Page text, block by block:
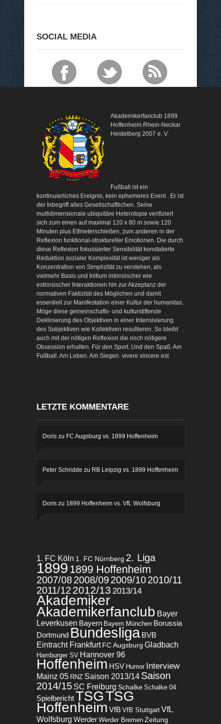
SOCIAL MEDIA
Akademikerfanclub 1899
Hoffenheim Rhein-Neckar
Heidelberg 2007 e. V.
Fußball ist ein
kontinuierliches Ereignis, kein ephemeres Event . Er ist
der Inbegriff alles Gesellschaftlichen. Seine
multidimensionale ubiquitäre Heterotopie verifiziert
sich zum einen auf maximal 120 x 80 m sowie 120
Minuten plus Elfmeterschießen, zum anderen in der
Reflexion funktional-struktureller Emotionen. Die durch
diese Reflexion fokussierter Sensibilität konstatierte
Reduktion sozialer Komplexität ist weniger als
Konzentration von Simplizität zu verstehen, als
vielmehr Basis und Initium intrinsischer wie
extrinsischer Interaktionen hin zur Akzeptanz der
normativen Faktizität des Möglichen und damit
essentiell zur Manifestation einer Kultur der humanitas.
Möge diese gemeinschafts- und kulturstiftende
Deklinierung des Objektiven in einer Intensivierung
des Subjektiven wie Kollektiven resultieren. So bleibt
auch mit der nötigen Reflexion die noch nötigere
Obsession erhalten. Für den Sport. Und den Spaß. Am
Fußball. Am Leben. Am Siegen. vivere vincere est
LETZTE KOMMENTARE
Doris zu FC Augsburg vs. 1899 Hoffenheim
Peter Schridde zu RB Leipzig vs. 1899 Hoffenheim
Doris zu 1899 Hoffenheim vs. VfL Wolfsburg
1. FC Köln 1. FC Nürnberg 2. Liga
1899 1899 Hoffenheim
2007/082008/092009/102010/11
2011/12 2012/13 2013/14
Akademiker
Akademikerfanclub Bayer
Leverkusen Bayern Bayern München Borussia
Dortmund Bundesliga BVB
Eintracht Frankfurt FC Augsburg Gladbach
Hamburger SV Hannover 96
Hoffenheim HSV Humor Interview
Mainz 05 RNZ Saison 2013/14 Saison
2014/15 SC Freiburg Schalke Schalke 04
SpielberichtTSGTSG
Hoffenheim VfB VfB Stuttgart VfL
Wolfsburg Werder Werder Bremen Zeitung